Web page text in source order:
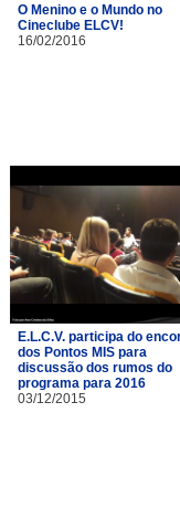
O Menino e o Mundo no
Cineclube ELCV!
16/02/2016
E.L.C.V. participa do
dos Pontos MIS para
discussão dos rumos do
programa para 2016
03/12/2015